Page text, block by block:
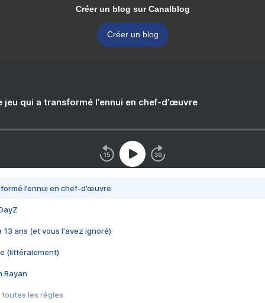
Créer un blog sur Canalblog
Créer un blog
jeu qui a transformé l’ennui en chef-d’œuvre
l’ennui en chef-d’œuvre
13 ans (et vous l'avez ignoré)
(littéralement)
Rayan
toutes les règles